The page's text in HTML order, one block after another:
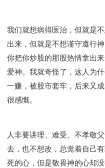
我们就想病得医治，但就是
出来，但就是不想谨守遵行
你把你炒股的那股热情拿出
爱神。我就奇怪了，这人为
一赚，被股市套牢，后来又
很感慨。
人非要讲理、难受、不孝敬
去，也不想改，总觉着自己
死的心，但是敬畏神的心却